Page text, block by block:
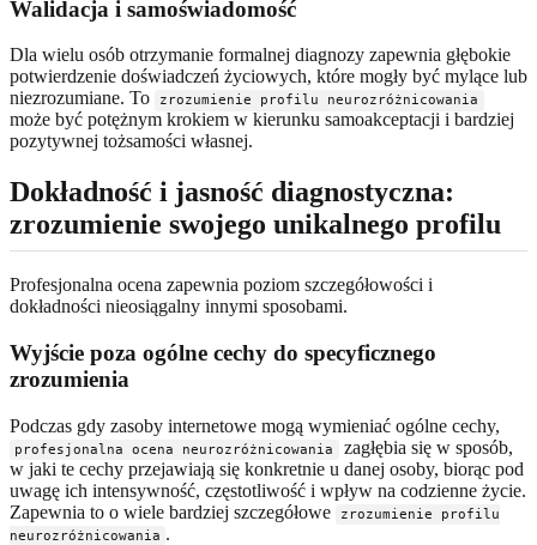
Walidacja i samoświadomość
Dla wielu osób otrzymanie formalnej diagnozy zapewnia głębokie
potwierdzenie doświadczeń życiowych, które mogły być mylące lub
niezrozumiane. To
zrozumienie profilu neurozróżnicowania
może być potężnym krokiem w kierunku samoakceptacji i bardziej
pozytywnej tożsamości własnej.
Dokładność i jasność diagnostyczna:
zrozumienie swojego unikalnego profilu
Profesjonalna ocena zapewnia poziom szczegółowości i
dokładności nieosiągalny innymi sposobami.
Wyjście poza ogólne cechy do specyficznego
zrozumienia
Podczas gdy zasoby internetowe mogą wymieniać ogólne cechy,
profesjonalna ocena neurozróżnicowania
zagłębia się w sposób,
w jaki te cechy przejawiają się konkretnie u danej osoby, biorąc pod
uwagę ich intensywność, częstotliwość i wpływ na codzienne życie.
Zapewnia to o wiele bardziej szczegółowe
zrozumienie profilu
neurozróżnicowania .